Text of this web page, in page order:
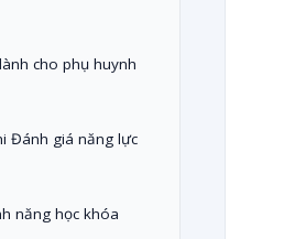
cho phụ huynh
Đánh giá năng lực
năng học khóa